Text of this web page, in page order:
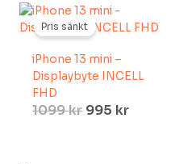
Pris sänkt
iPhone 13 mini –
Displaybyte INCELL
FHD
1099kr
Det
ursprungliga
priset
var:
1099 kr.
995 kr
995 kr.